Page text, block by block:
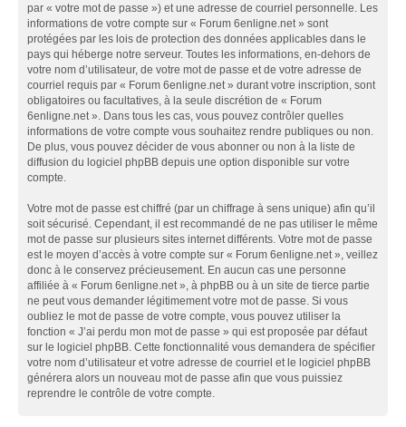
par « votre mot de passe ») et une adresse de courriel personnelle. Les
informations de votre compte sur « Forum 6enligne.net » sont
protégées par les lois de protection des données applicables dans le
pays qui héberge notre serveur. Toutes les informations, en-dehors de
votre nom d’utilisateur, de votre mot de passe et de votre adresse de
courriel requis par « Forum 6enligne.net » durant votre inscription, sont
obligatoires ou facultatives, à la seule discrétion de « Forum
6enligne.net ». Dans tous les cas, vous pouvez contrôler quelles
informations de votre compte vous souhaitez rendre publiques ou non.
De plus, vous pouvez décider de vous abonner ou non à la liste de
diffusion du logiciel phpBB depuis une option disponible sur votre
compte.
Votre mot de passe est chiffré (par un chiffrage à sens unique) afin qu’il
soit sécurisé. Cependant, il est recommandé de ne pas utiliser le même
mot de passe sur plusieurs sites internet différents. Votre mot de passe
est le moyen d’accès à votre compte sur « Forum 6enligne.net », veillez
donc à le conservez précieusement. En aucun cas une personne
affiliée à « Forum 6enligne.net », à phpBB ou à un site de tierce partie
ne peut vous demander légitimement votre mot de passe. Si vous
oubliez le mot de passe de votre compte, vous pouvez utiliser la
fonction « J’ai perdu mon mot de passe » qui est proposée par défaut
sur le logiciel phpBB. Cette fonctionnalité vous demandera de spécifier
votre nom d’utilisateur et votre adresse de courriel et le logiciel phpBB
générera alors un nouveau mot de passe afin que vous puissiez
reprendre le contrôle de votre compte.